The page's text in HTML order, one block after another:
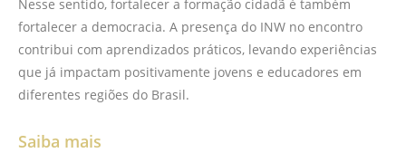
Nesse sentido, fortalecer a formação cidadã é também
fortalecer a democracia. A presença do INW no encontro
contribui com aprendizados práticos, levando experiências
que já impactam positivamente jovens e educadores em
diferentes regiões do Brasil.
Saiba mais